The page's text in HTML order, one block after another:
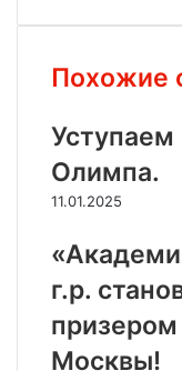
Похожие
Уступаем
Олимпа.
11.01.2025
г.р.
Москвы!